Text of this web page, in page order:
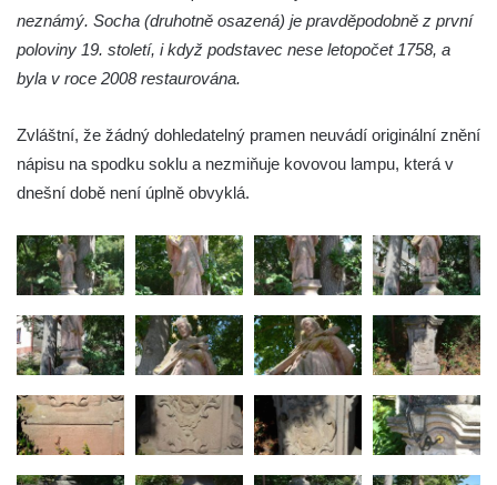
Pomník Vojtěcha Adalberta Lanny v parku
Na Sadech v Českých Budějovicích
Sadech v Českých Budějovicích
Poslední dochovaný tramvajový sloup na
Socha Civilizovaní na Husově třídě v
Českých Budějovicích
Socha svatého Jana Nepomuckého Na
Sadech u Mlýnské stoky v Českých
neznámý. Socha (druhotně osazená) je pravděpodobně z první
poloviny 19. století, i když podstavec nese letopočet 1758, a
byla v roce 2008 restaurována.
Zvláštní, že žádný dohledatelný pramen neuvádí originální znění
nápisu na spodku soklu a nezmiňuje kovovou lampu, která v
dnešní době není úplně obvyklá.